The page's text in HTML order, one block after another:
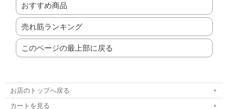
おすすめ商品
売れ筋ランキング
このページの最上部に戻る
お店のトップへ戻る
カートを見る